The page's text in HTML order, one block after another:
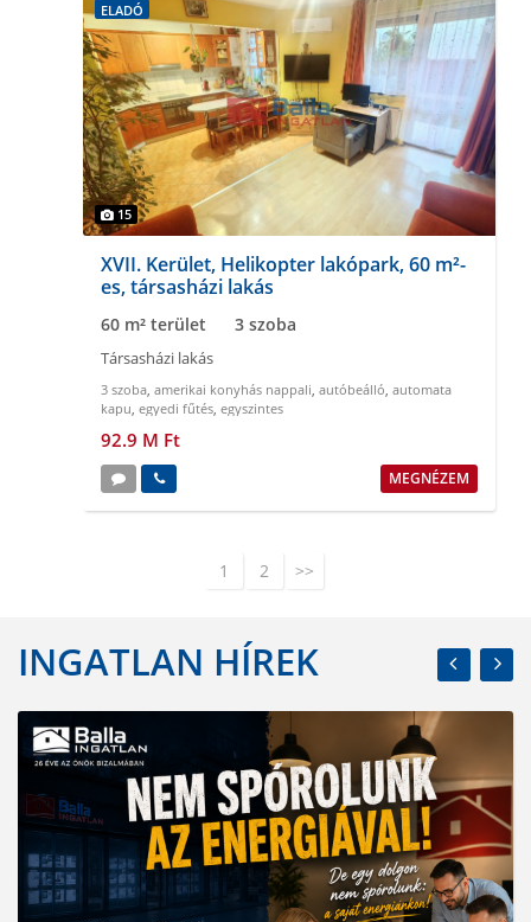
ELADÓ
15
XVII. Kerület, Helikopter lakópark, 60 m²-
es, társasházi lakás
60 m² terület 3 szoba
Társasházi lakás
3 szoba, amerikai konyhás nappali, autóbeálló, automata
kapu, egyedi fűtés, egyszintes
92.9 M Ft
MEGNÉZEM
1 2 >>
INGATLAN HÍREK